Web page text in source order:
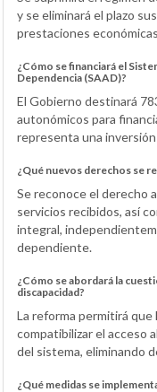
y se eliminará el plazo
prestaciones
¿Cómo se financiará el
Dependencia (SAAD)?
El Gobierno destinará
autonómicos para
representa una
¿Qué nuevos derechos se
Se reconoce el derecho
servicios recibidos, así
integral,
dependiente.
¿Cómo se abordará la
discapacidad?
La reforma permitirá que
compatibilizar el acceso
del sistema, eliminando
¿Qué medidas se